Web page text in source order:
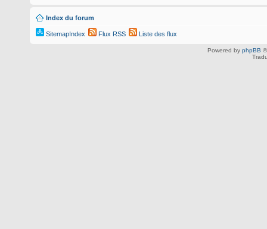
Index du forum
SitemapIndex Flux RSS Liste des flux
Powered by phpBB